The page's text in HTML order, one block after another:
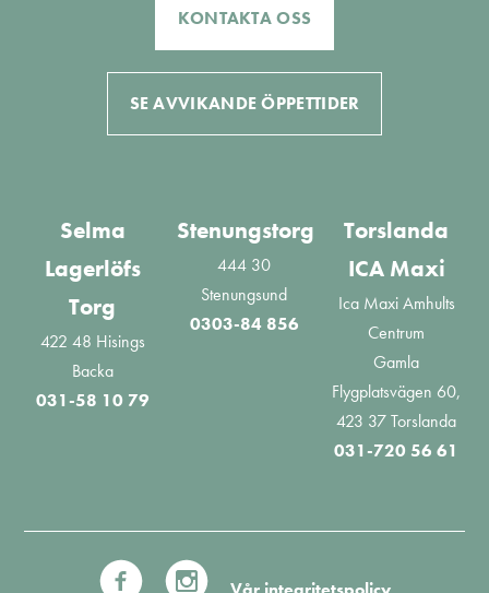
KONTAKTA OSS
SE AVVIKANDE ÖPPETTIDER
Selma
Lagerlöfs
Torg
422 48 Hisings
Backa
031-58 10 79
Stenungstorg
444 30
Stenungsund
0303-84 856
Torslanda
ICA Maxi
Ica Maxi Amhults
Centrum
Gamla
Flygplatsvägen 60,
423 37 Torslanda
031-720 56 61